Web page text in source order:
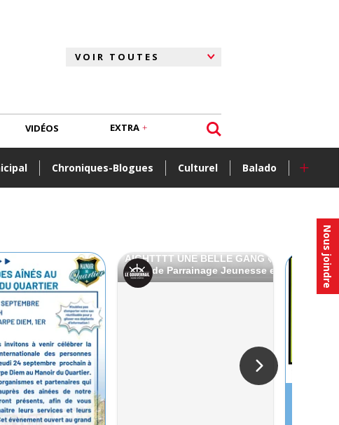
Nous joindre
Chroniques-Blogues Culturel Balado +
VIDÉOS EXTRA